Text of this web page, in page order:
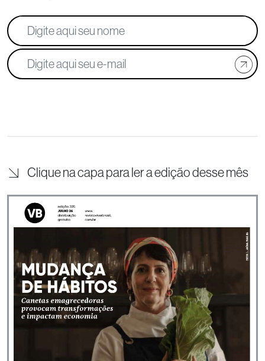
Clique na capa para ler a edição desse mês